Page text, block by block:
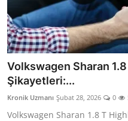
Volkswagen Sharan 1.8
Şikayetleri:...
Kronik Uzmanı Şubat 28, 2026 0
Volkswagen Sharan 1.8 T